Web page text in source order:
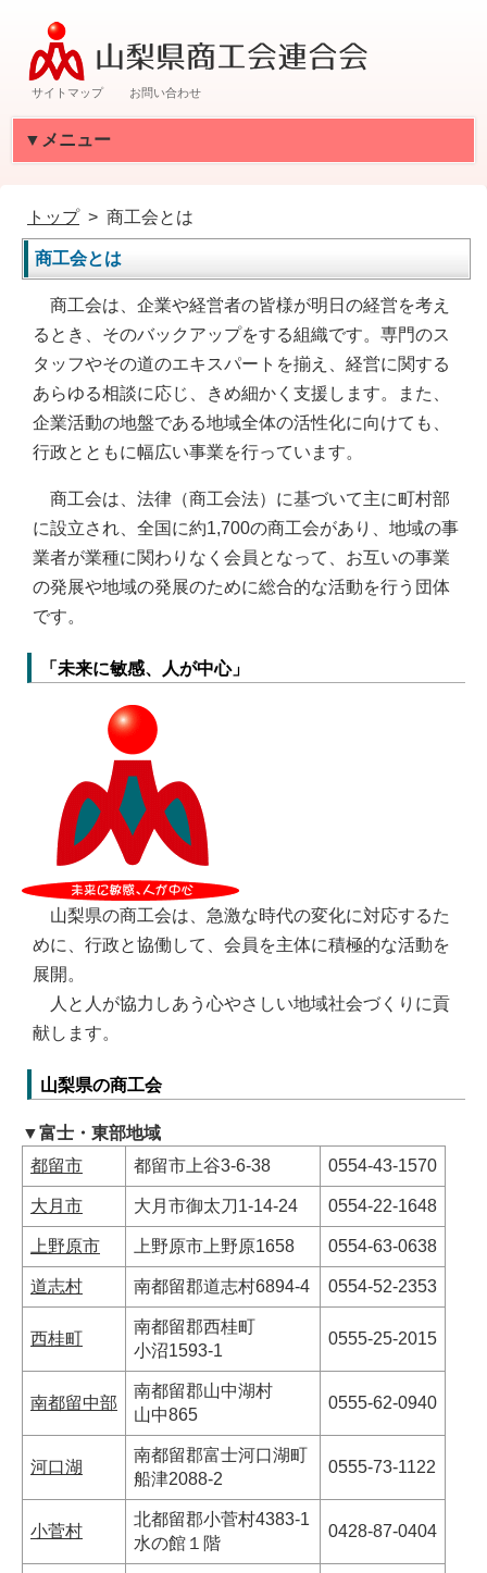
サイトマップ お問い合わせ
▼メニュー
トップ 商工会とは
商工会とは
商工会は、企業や経営者の皆様が明日の経営を考え
るとき、そのバックアップをする組織です。専門のス
タッフやその道のエキスパートを揃え、経営に関する
あらゆる相談に応じ、きめ細かく支援します。また、
企業活動の地盤である地域全体の活性化に向けても、
行政とともに幅広い事業を行っています。
商工会は、法律（商工会法）に基づいて主に町村部
に設立され、全国に約1,700の商工会があり、地域の事
業者が業種に関わりなく会員となって、お互いの事業
の発展や地域の発展のために総合的な活動を行う団体
です。
「未来に敏感、人が中心」
山梨県の商工会は、急激な時代の変化に対応するた
めに、行政と協働して、会員を主体に積極的な活動を
展開。
人と人が協力しあう心やさしい地域社会づくりに貢
献します。
山梨県の商工会
▼富士・東部地域
都留市
都留市上谷3-6-38 0554-43-1570
大月市 大月市御太刀1-14-24 0554-22-1648
上野原市 上野原市上野原1658 0554-63-0638
道志村 南都留郡道志村6894-4 0554-52-2353
西桂町
南都留郡西桂町
小沼1593-1
0555-25-2015
南都留中部
南都留郡山中湖村
山中865
0555-62-0940
河口湖
南都留郡富士河口湖町
船津2088-2
0555-73-1122
小菅村
北都留郡小菅村4383-1
水の館１階
0428-87-0404